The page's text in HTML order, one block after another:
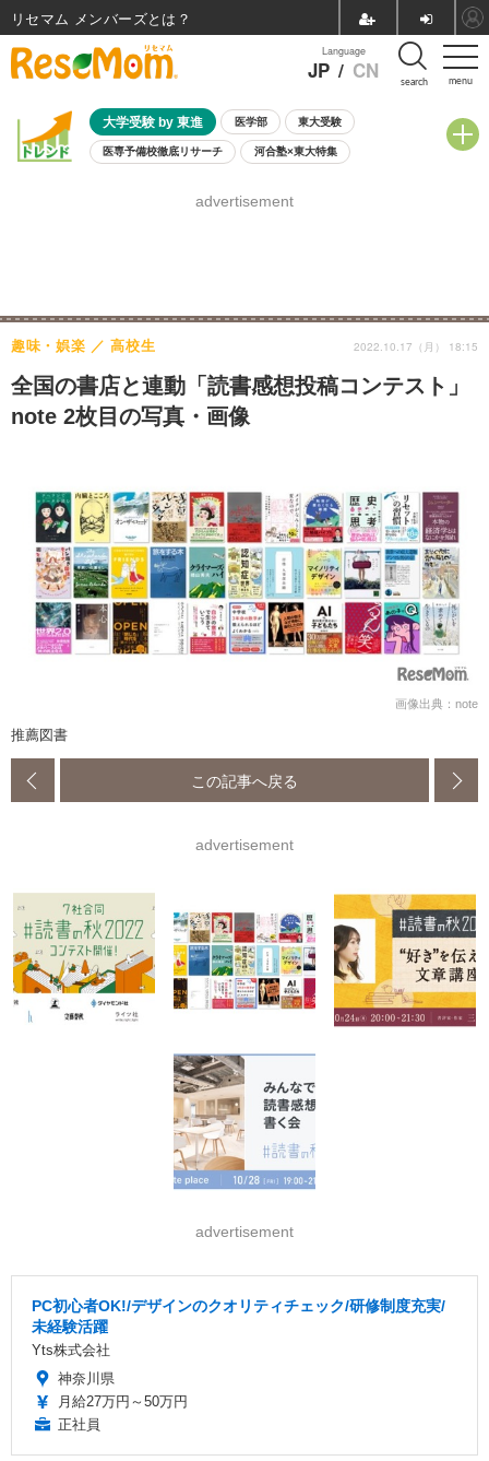
menu
Language
JP / CN search
大学受験 by 東進 医学部 東大受験
医専予備校徹底リサーチ 河合塾×東大特集
8月開催学校説明会・相談会
advertisement
全国の書店と連動「読書感想投稿コンテスト」
note 2枚目の写真・画像
趣味・娯楽 高校生 2022.10.17（月） 18:15
画像出典：note
推薦図書
この記事へ戻る
advertisement
advertisement
PC初心者OK!/デザインのクオリティチェック/研修制度充実/
未経験活躍
Yts株式会社
神奈川県
月給27万円～50万円
正社員
リセマム メンバーズ